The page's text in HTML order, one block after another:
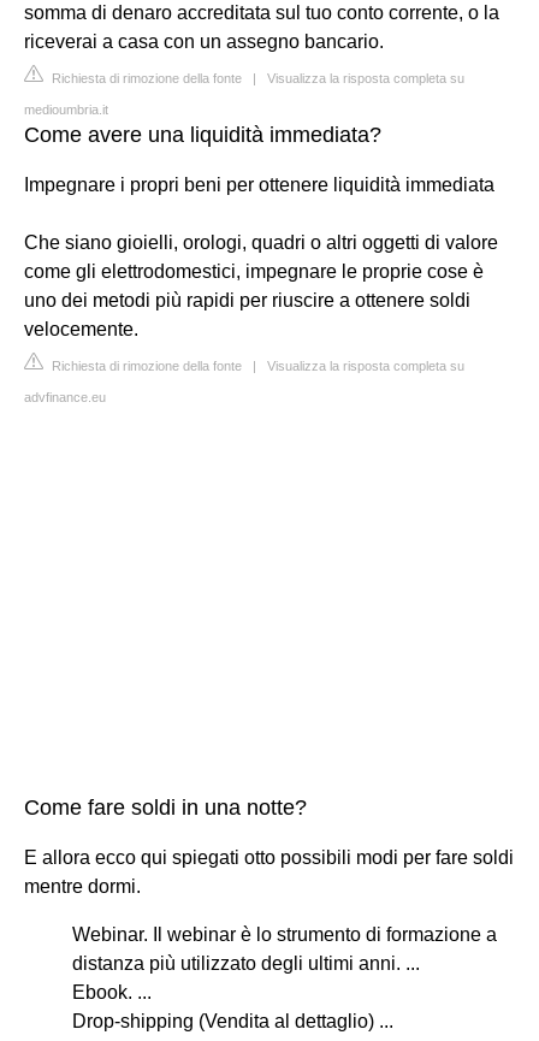
somma di denaro accreditata sul tuo conto corrente, o la
riceverai a casa con un assegno bancario.
Richiesta di rimozione della fonte | Visualizza la risposta completa su
medioumbria.it
Come avere una liquidità immediata?
Impegnare i propri beni per ottenere liquidità immediata
Che siano gioielli, orologi, quadri o altri oggetti di valore
come gli elettrodomestici, impegnare le proprie cose è
uno dei metodi più rapidi per riuscire a ottenere soldi
velocemente.
Richiesta di rimozione della fonte | Visualizza la risposta completa su
advfinance.eu
Come fare soldi in una notte?
E allora ecco qui spiegati otto possibili modi per fare soldi
mentre dormi.
Webinar. Il webinar è lo strumento di formazione a
distanza più utilizzato degli ultimi anni. ...
Ebook. ...
Drop-shipping (Vendita al dettaglio) ...